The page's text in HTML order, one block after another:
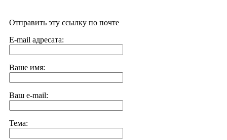
Отправить эту ссылку по почте
E-mail адресата:
Ваше имя:
Ваш e-mail:
Тема: